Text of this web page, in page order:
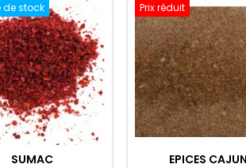
de stock
SUMAC
Prix réduit
EPICES CAJUN